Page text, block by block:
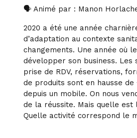
🗣 Animé par : Manon
2020 a été une année
d’adaptation au contexte
changements. Une année où
développer son business.
prise de RDV, réservations,
de produits sont en hausse
depuis un mobile. On nous
de la réussite. Mais quelle
Quelle activité correspond le